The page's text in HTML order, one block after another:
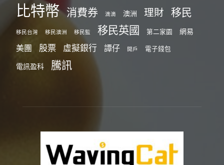
比特幣 消費券 滴滴 澳洲 理財 移民
移民台灣 移民澳洲 移民監 移民英國 第二家園 網易
美團 股票 虛擬銀行 譚仔 開戶 電子錢包
電訊盈科 騰訊